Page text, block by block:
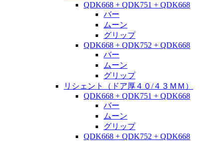
QDK668 + QDK751 + QDK668
バー
ムーン
グリップ
QDK668 + QDK752 + QDK668
バー
ムーン
グリップ
リシェント（ドア厚４０/４３ＭＭ）
QDK668 + QDK751 + QDK668
バー
ムーン
グリップ
QDK668 + QDK752 + QDK668